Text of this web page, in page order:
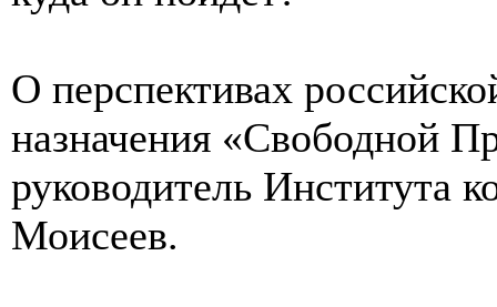
О перспективах
назначения «Свободной
руководитель Института
Моисеев.